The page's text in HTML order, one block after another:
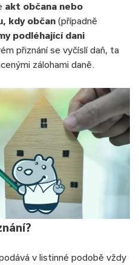
akt občana nebo
kdy občan (případně
podléhající dani
přiznání se vyčíslí daň, ta
zálohami daně.
v listinné podobě vždy